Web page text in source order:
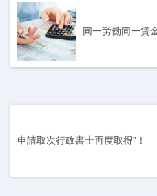
同一労働同一賃
申請取次行政書士再度取得”！